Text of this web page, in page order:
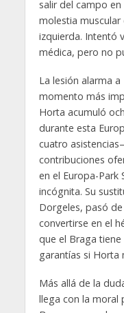
salir del campo
molestia
izquierda. Intentó
médica, pero no
La lesión alarma
momento más
Horta acumuló
durante esta
cuatro
contribuciones
en el Europa-Park
incógnita. Su
Dorgeles, pasó
convertirse en el
que el Braga
garantías si Horta
Más allá de la
llega con la moral